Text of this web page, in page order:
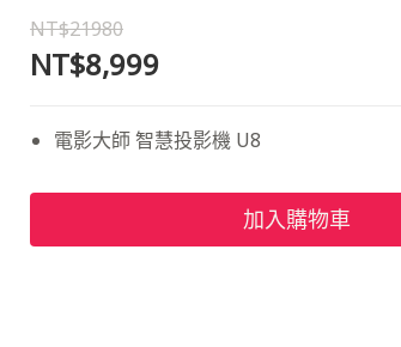
NT$21980
NT$8,999
電影大師 智慧投影機 U8
加入購物車